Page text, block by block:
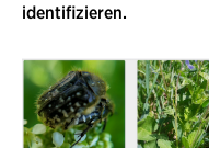
identifizieren.